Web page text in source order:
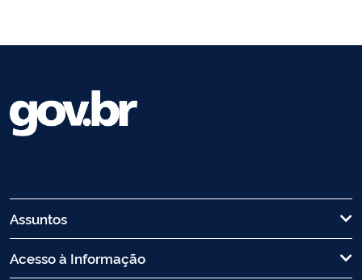
Assuntos
Acesso à Informação